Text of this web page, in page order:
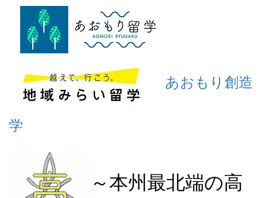
あおもり創造
学
～本州最北端の高